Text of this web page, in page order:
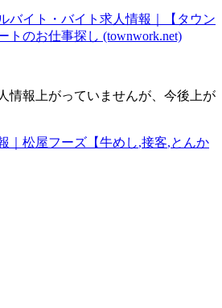
イト・バイト求人情報｜【タウン
トのお仕事探し (townwork.net)
情報上がっていませんが、今後上が
｜松屋フーズ【牛めし,接客,とんか